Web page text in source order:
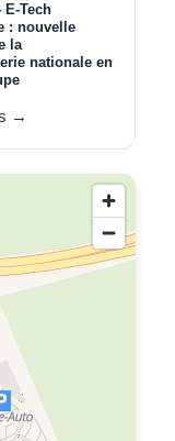
E-Tech
: nouvelle
la
nationale en
→